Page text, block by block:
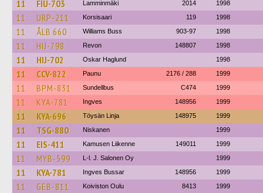
11 FIU-703 Lamminmäki 2014 1998
11 URP-211 Korsisaari 119 1998
11 ÅLB 660 Williams Buss 903-97 1998
11 HIJ-798 Revon 148807 1998
11 HIJ-702 Oskar Haglund 1998
11 CCV-822 Paunu 2176 / 288 1999
11 BPM-831 Sundellbus C474 1999
11 KYA-781 Ingves 148956 1999
11 KYA-696 Töysän Linja 148975 1999
11 TSG-880 Niskanen 1999
11 EIS-411 Kamusen Liikenne 149011 1999
11 MYB-599 L-l. J. Salonen Oy 1999
11 KYA-781 Ingves Bussar 148956 1999
11 GEB-811 Koiviston Oulu 8413 1999